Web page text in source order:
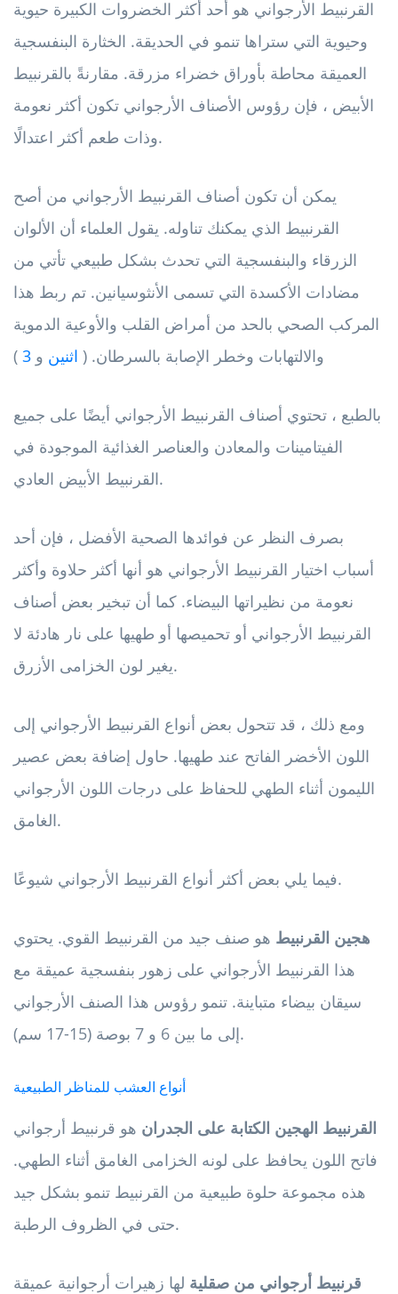
القرنبيط الأرجواني هو أحد أكثر الخضروات الكبيرة حيوية
وحيوية التي ستراها تنمو في الحديقة. الخثارة البنفسجية
العميقة محاطة بأوراق خضراء مزرقة. مقارنةً بالقرنبيط
الأبيض ، فإن رؤوس الأصناف الأرجواني تكون أكثر نعومة
وذات طعم أكثر اعتدالًا.
يمكن أن تكون أصناف القرنبيط الأرجواني من أصح
القرنبيط الذي يمكنك تناوله. يقول العلماء أن الألوان
الزرقاء والبنفسجية التي تحدث بشكل طبيعي تأتي من
مضادات الأكسدة التي تسمى الأنثوسيانين. تم ربط هذا
المركب الصحي بالحد من أمراض القلب والأوعية الدموية
والالتهابات وخطر الإصابة بالسرطان. ( اثنين و 3
)
بالطبع ، تحتوي أصناف القرنبيط الأرجواني أيضًا على جميع
الفيتامينات والمعادن والعناصر الغذائية الموجودة في
القرنبيط الأبيض العادي.
بصرف النظر عن فوائدها الصحية الأفضل ، فإن أحد
أسباب اختيار القرنبيط الأرجواني هو أنها أكثر حلاوة وأكثر
نعومة من نظيراتها البيضاء. كما أن تبخير بعض أصناف
القرنبيط الأرجواني أو تحميصها أو طهيها على نار هادئة لا
يغير لون الخزامى الأزرق.
ومع ذلك ، قد تتحول بعض أنواع القرنبيط الأرجواني إلى
اللون الأخضر الفاتح عند طهيها. حاول إضافة بعض عصير
الليمون أثناء الطهي للحفاظ على درجات اللون الأرجواني
الغامق.
فيما يلي بعض أكثر أنواع القرنبيط الأرجواني شيوعًا.
هجين القرنبيط هو صنف جيد من القرنبيط القوي. يحتوي
هذا القرنبيط الأرجواني على زهور بنفسجية عميقة مع
سيقان بيضاء متباينة. تنمو رؤوس هذا الصنف الأرجواني
إلى ما بين 6 و 7 بوصة (15-17 سم).
أنواع العشب للمناظر الطبيعية
القرنبيط الهجين الكتابة على الجدران هو قرنبيط أرجواني
فاتح اللون يحافظ على لونه الخزامى الغامق أثناء الطهي.
هذه مجموعة حلوة طبيعية من القرنبيط تنمو بشكل جيد
حتى في الظروف الرطبة.
قرنبيط أرجواني من صقلية لها زهيرات أرجوانية عميقة